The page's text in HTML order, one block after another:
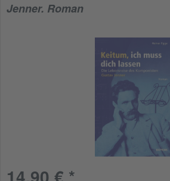
Jenner. Roman